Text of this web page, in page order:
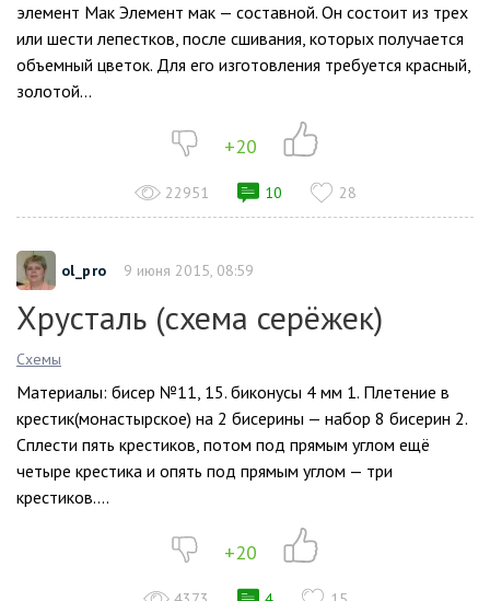
элемент Мак Элемент мак — составной. Он состоит из трех
или шести лепестков, после сшивания, которых получается
объемный цветок. Для его изготовления требуется красный,
золотой...
+20
22951 10 28
ol_pro 9 июня 2015, 08:59
Хрусталь (схема серёжек)
Схемы
Материалы: бисер №11, 15. биконусы 4 мм 1. Плетение в
крестик(монастырское) на 2 бисерины — набор 8 бисерин 2.
Сплести пять крестиков, потом под прямым углом ещё
четыре крестика и опять под прямым углом — три
крестиков....
+20